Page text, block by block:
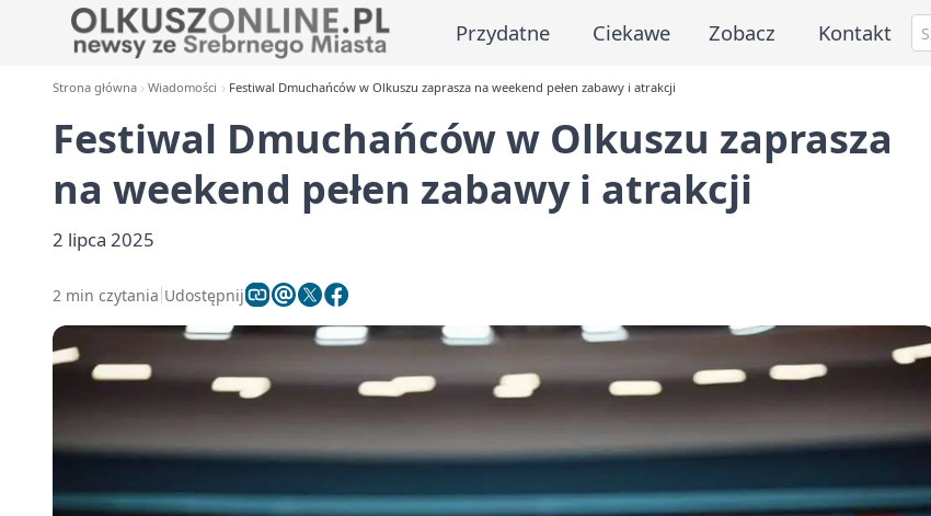
Przydatne Ciekawe Zobacz Kontakt
Strona główna Wiadomości Festiwal Dmuchańców w Olkuszu zaprasza na weekend pełen zabawy i atrakcji
Festiwal Dmuchańców w Olkuszu zaprasza
na weekend pełen zabawy i atrakcji
2 lipca 2025
2 min czytania Udostępnij